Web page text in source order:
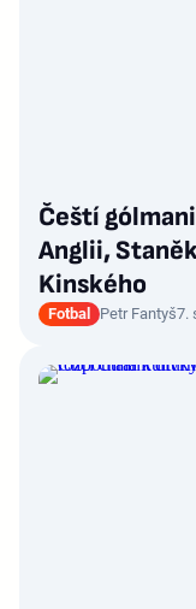
Čeští
Anglii,
Kinského
Fotbal Petr Fantyš7.